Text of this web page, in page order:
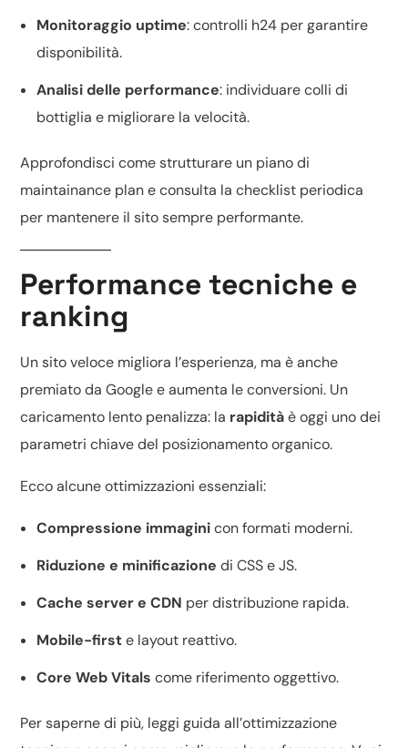
Monitoraggio uptime: controlli h24 per garantire
disponibilità.
Analisi delle performance: individuare colli di
bottiglia e migliorare la velocità.
Approfondisci come strutturare un piano di
maintainance plane consulta lachecklist periodica
per mantenere il sito sempre performante.
Performance tecniche e
ranking
Un sito veloce migliora l’esperienza, ma è anche
premiato da Google e aumenta le conversioni. Un
caricamento lento penalizza: la rapiditàè oggi uno dei
parametri chiave del posizionamento organico.
Ecco alcune ottimizzazioni essenziali:
Compressione immaginicon formati moderni.
Riduzione e minificazione di CSS e JS.
Cache server e CDN per distribuzione rapida.
Mobile-firste layout reattivo.
Core Web Vitals come riferimento oggettivo.
Per saperne di più, leggiguida all’ottimizzazione